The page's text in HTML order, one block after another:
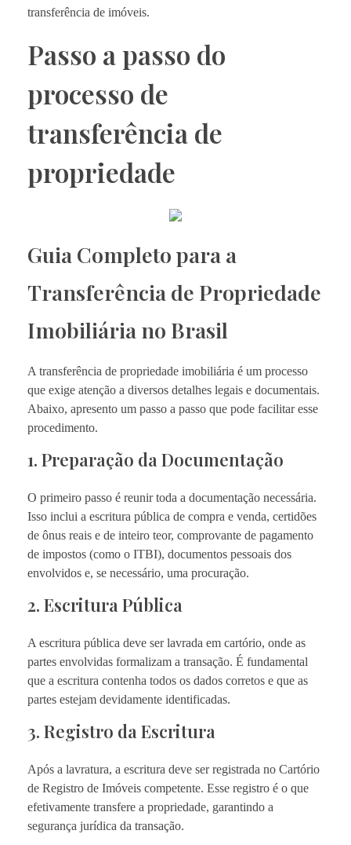
transferência de imóveis.
Passo a passo do
processo de
transferência de
propriedade
Guia Completo para a
Transferência de Propriedade
Imobiliária no Brasil
A transferência de propriedade imobiliária é um processo
que exige atenção a diversos detalhes legais e documentais.
Abaixo, apresento um passo a passo que pode facilitar esse
procedimento.
1. Preparação da Documentação
O primeiro passo é reunir toda a documentação necessária.
Isso inclui a escritura pública de compra e venda, certidões
de ônus reais e de inteiro teor, comprovante de pagamento
de impostos (como o ITBI), documentos pessoais dos
envolvidos e, se necessário, uma procuração.
2. Escritura Pública
A escritura pública deve ser lavrada em cartório, onde as
partes envolvidas formalizam a transação. É fundamental
que a escritura contenha todos os dados corretos e que as
partes estejam devidamente identificadas.
3. Registro da Escritura
Após a lavratura, a escritura deve ser registrada no Cartório
de Registro de Imóveis competente. Esse registro é o que
efetivamente transfere a propriedade, garantindo a
segurança jurídica da transação.